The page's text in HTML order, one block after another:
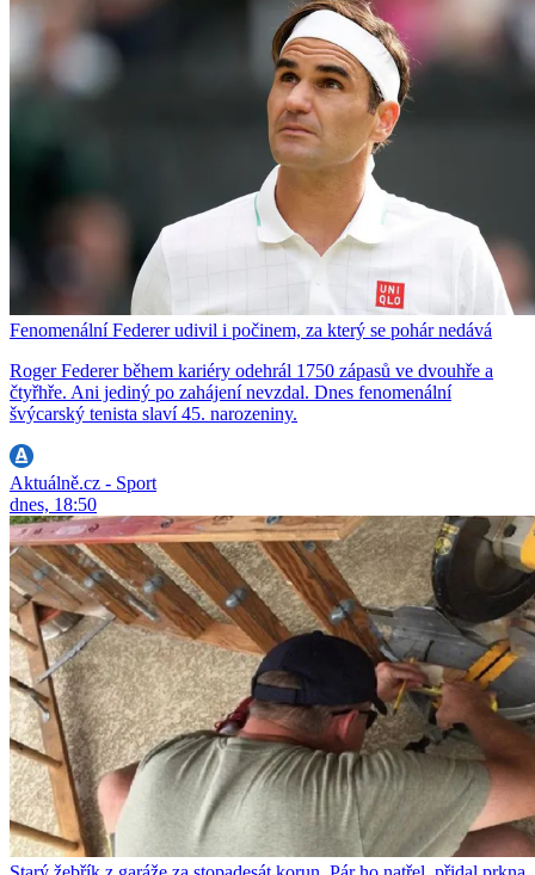
Fenomenální Federer udivil i počinem, za který se pohár nedává
Roger Federer během kariéry odehrál 1750 zápasů ve dvouhře a
čtyřhře. Ani jediný po zahájení nevzdal. Dnes fenomenální
švýcarský tenista slaví 45. narozeniny.
Aktuálně.cz - Sport
dnes, 18:50